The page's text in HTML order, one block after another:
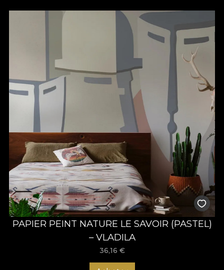
PAPIER PEINT NATURE LE SAVOIR (PASTEL)
– VLADILA
36,16 €